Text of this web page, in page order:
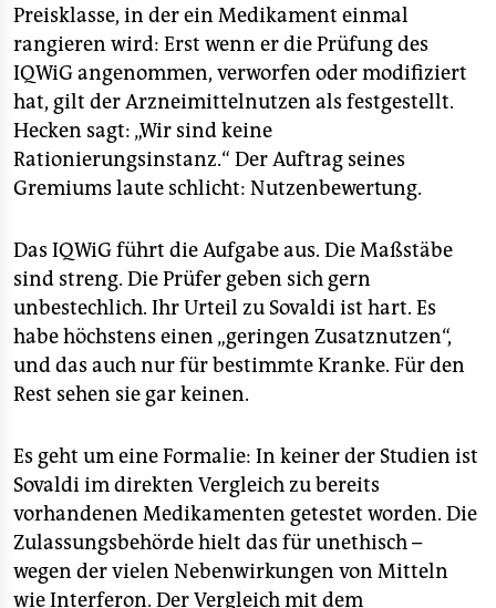
Preisklasse, in der ein Medikament einmal
rangieren wird: Erst wenn er die Prüfung des
IQWiG angenommen, verworfen oder modifiziert
hat, gilt der Arzneimittelnutzen als festgestellt.
Hecken sagt: „Wir sind keine
Rationierungsinstanz.“ Der Auftrag seines
Gremiums laute schlicht: Nutzenbewertung.
Das IQWiG führt die Aufgabe aus. Die Maßstäbe
sind streng. Die Prüfer geben sich gern
unbestechlich. Ihr Urteil zu Sovaldi ist hart. Es
habe höchstens einen „geringen Zusatznutzen“,
und das auch nur für bestimmte Kranke. Für den
Rest sehen sie gar keinen.
Es geht um eine Formalie: In keiner der Studien ist
Sovaldi im direkten Vergleich zu bereits
vorhandenen Medikamenten getestet worden. Die
Zulassungsbehörde hielt das für unethisch –
wegen der vielen Nebenwirkungen von Mitteln
wie Interferon. Der Vergleich mit dem